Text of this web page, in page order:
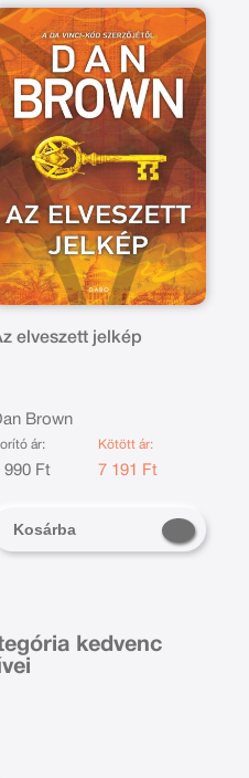
elveszett jelkép
Brown
ár:
990 Ft
Kötött ár:
7 191 Ft
Kosárba
kedvenc